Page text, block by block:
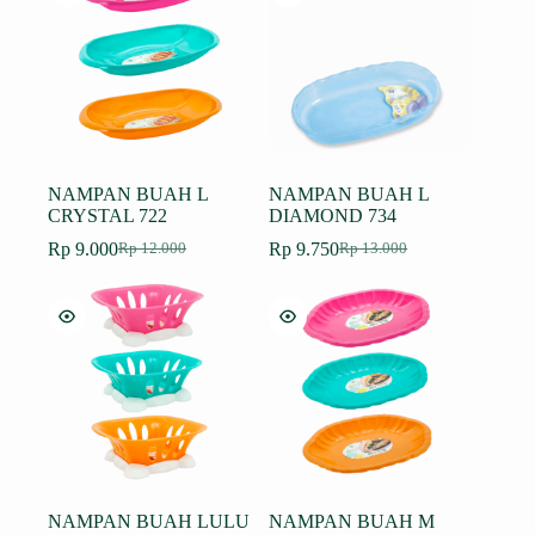
Rp 10.500.
NAMPAN BUAH L
CRYSTAL 722
Rp12.000
Harga
adalah:
Rp 12.000.
Rp 9.000Harga
ini
adalah:
Rp 9.000.
NAMPAN BUAH L
DIAMOND 734
Rp13.000
Harga
adalah:
Rp 13.000.
Rp 9.750Harga
ini
adalah:
Rp 9.750.
NAMPAN BUAH LULU
NAMPAN BUAH M